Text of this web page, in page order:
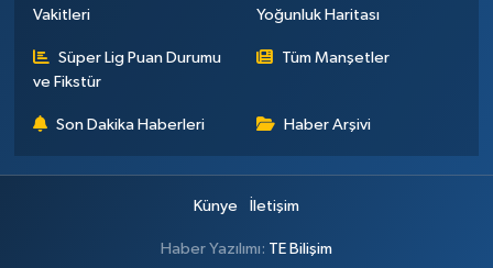
Vakitleri
Yoğunluk Haritası
Süper Lig Puan Durumu
ve Fikstür
Tüm Manşetler
Son Dakika Haberleri Haber Arşivi
Künye İletişim
Haber Yazılımı: TE Bilişim